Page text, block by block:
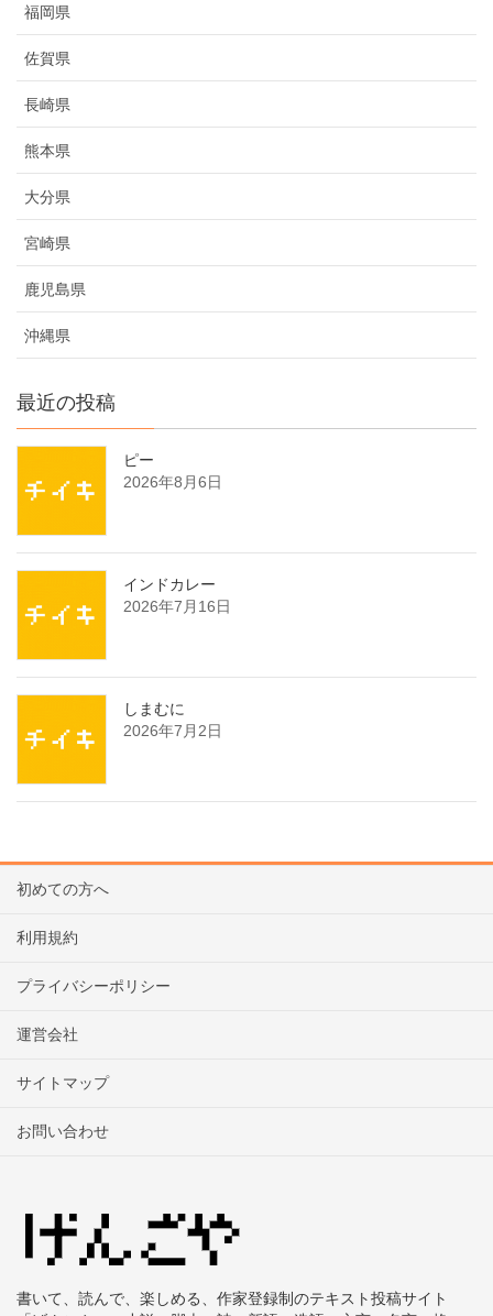
福岡県
佐賀県
長崎県
熊本県
大分県
宮崎県
鹿児島県
沖縄県
最近の投稿
ピー
2026年8月6日
インドカレー
2026年7月16日
しまむに
2026年7月2日
初めての方へ
利用規約
プライバシーポリシー
運営会社
サイトマップ
お問い合わせ
書いて、読んで、楽しめる、作家登録制のテキスト投稿サイト